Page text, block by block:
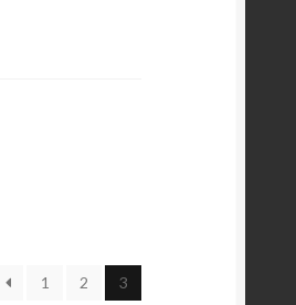
1 2 3